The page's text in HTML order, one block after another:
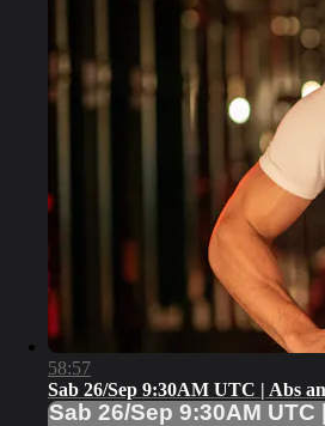
58:57
Sab 26/Sep 9:30AM UTC | Abs
Sab 26/Sep 9:30AM UTC